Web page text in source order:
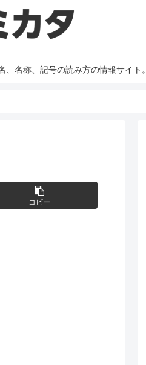
名称、記号の読み方の情報サイト。
コピー